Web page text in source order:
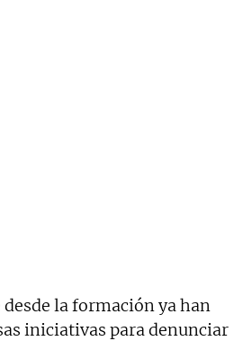
desde la formación ya han
iniciativas para denunciar